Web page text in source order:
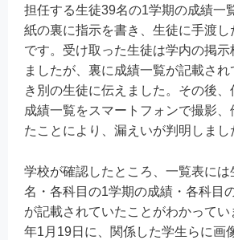
担任する生徒39名の1学期の成績一
紙の裏に指示を書き、生徒に手渡
です。受け取った生徒は学内の掲示
ましたが、裏に成績一覧が記載さ
き別の生徒に伝えました。その後
成績一覧をスマートフォンで撮影、
たことにより、漏えいが判明しまし
学校が確認したところ、一覧表には
名・各科目の1学期の成績・各科目
が記載されていたことがわかって
年1月19日に、関係した学生らに画